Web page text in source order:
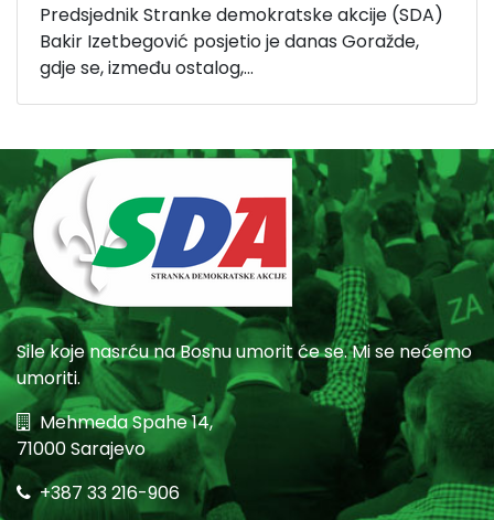
Predsjednik Stranke demokratske akcije (SDA)
Bakir Izetbegović posjetio je danas Goražde,
gdje se, između ostalog,...
Sile koje nasrću na Bosnu umorit će se. Mi se nećemo
umoriti.
Mehmeda Spahe 14,
71000 Sarajevo
+387 33 216-906